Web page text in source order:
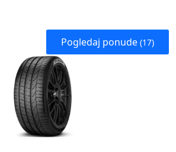
Pogledaj ponude (17)